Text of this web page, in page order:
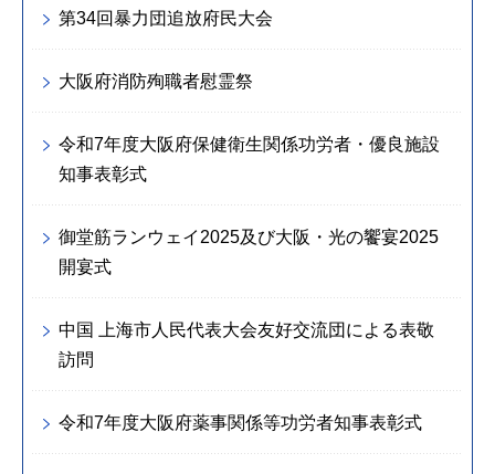
第34回暴力団追放府民大会
大阪府消防殉職者慰霊祭
令和7年度大阪府保健衛生関係功労者・優良施設
知事表彰式
御堂筋ランウェイ2025及び大阪・光の饗宴2025
開宴式
中国 上海市人民代表大会友好交流団による表敬
訪問
令和7年度大阪府薬事関係等功労者知事表彰式